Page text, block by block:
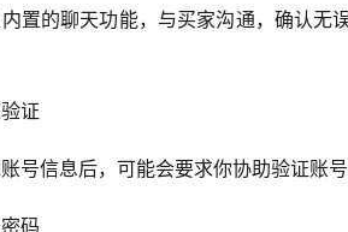
置的聊天功能，与买家沟通，确认无
证
号信息后，可能会要求你协助验证账
码